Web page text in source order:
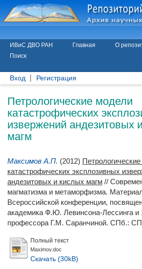
ИВиС ДВО РАН Главная О
Поиск
Вход Регистрация
Петрологические модели
катастрофических
извержений андезитовых
магм
Максимов А.П. (2012)
катастрофических эксплозивных
андезитовых и кислых магм //
магматизма и метаморфизма.
Всероссийской конференции,
академика Ф.Ю. Левинсона-Лессинга и
профессора Г.М. Саранчиной. СПб.:
Полный текст
Maximov.doc
Скачать (30kB)